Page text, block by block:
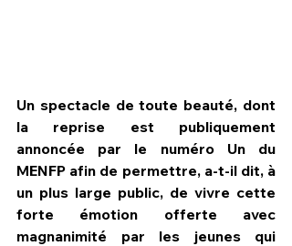
Un spectacle de toute beauté, dont
la reprise est publiquement
annoncée par le numéro Un du
MENFP afin de permettre, a-t-il dit, à
un plus large public, de vivre cette
forte émotion offerte avec
magnanimité par les jeunes qui